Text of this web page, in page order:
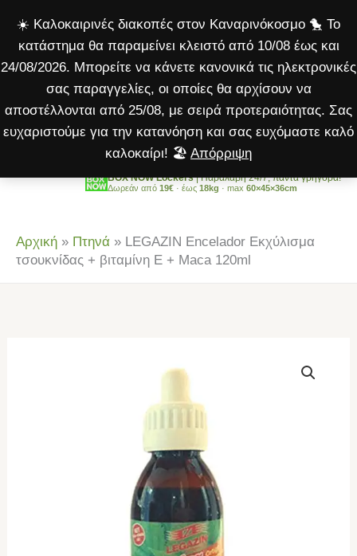
☀️ Καλοκαιρινές διακοπές στον Καναρινόκοσμο 🐤 Το
κατάστημα θα παραμείνει κλειστό από 10/08 έως και
24/08/2026. Μπορείτε να κάνετε κανονικά τις ηλεκτρονικές
σας παραγγελίες, οι οποίες θα αρχίσουν να
αποστέλλονται από 25/08, με σειρά προτεραιότητας. Σας
ευχαριστούμε για την κατανόηση και σας ευχόμαστε καλό
καλοκαίρι! 🏖️ Απόρριψη
στο
περιεχόμενο
BOX NOW Lockers| Παραλαβή 24/7, πάντα γρήγορα!
Δωρεάν από 19€ · έως 18kg · max 60×45×36cm
Αρχική » Πτηνά » LEGAZIN Encelador Εκχύλισμα
τσουκνίδας + βιταμίνη E + Maca 120ml
τσουκνίδας
+
βιταμίνη
+
Maca
ποσότητα